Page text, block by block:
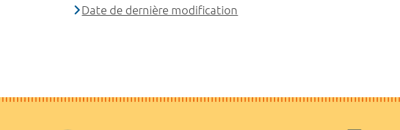
Date de dernière modification